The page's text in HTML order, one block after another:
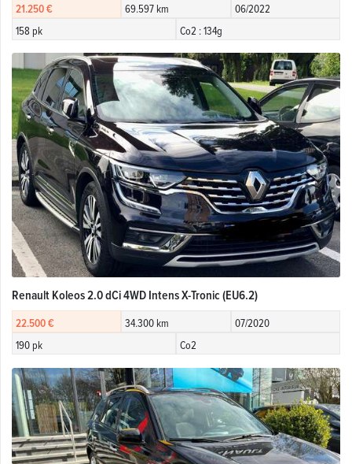
21.250 € 69.597 km
06/2022
158 pk
Co2 : 134g
Renault Koleos 2.0 dCi 4WD Intens X-Tronic (EU6.2)
22.500 € 34.300 km
07/2020
190 pk
Co2